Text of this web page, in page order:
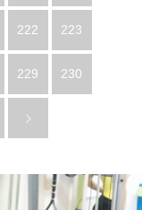
222 223
229 230